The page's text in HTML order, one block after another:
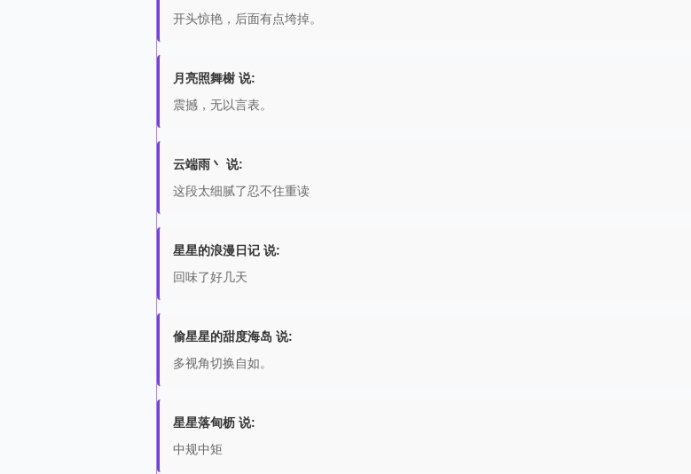
开头惊艳，后面有点垮掉。
月亮照舞榭 说:
震撼，无以言表。
云端雨丶 说:
这段太细腻了忍不住重读
星星的浪漫日记 说:
回味了好几天
偷星星的甜度海岛 说:
多视角切换自如。
星星落甸枥 说:
中规中矩